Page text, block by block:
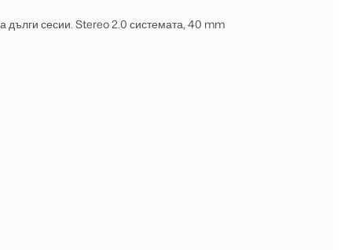
дълги сесии. Stereo 2.0 системата, 40 mm